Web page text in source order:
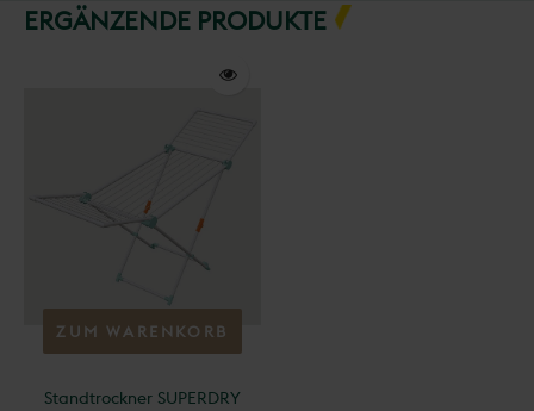
ERGÄNZENDE PRODUKTE
ZUM WARENKORB
Standtrockner SUPERDRY